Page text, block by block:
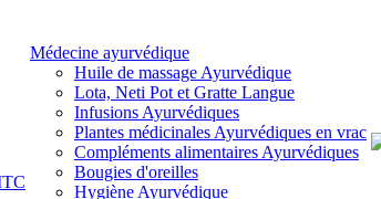
Médecine ayurvédique
Huile de massage Ayurvédique
Lota, Neti Pot et Gratte Langue
Infusions Ayurvédiques
Plantes médicinales Ayurvédiques en vrac
Compléments alimentaires Ayurvédiques
Bougies d'oreilles
Hygiène Ayurvédique